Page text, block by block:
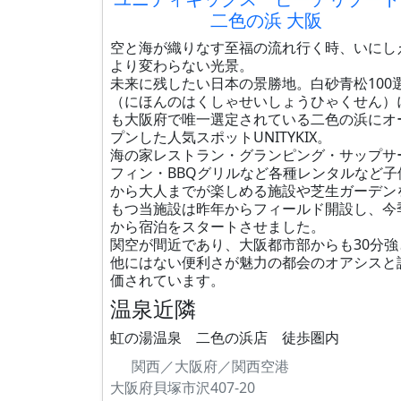
二色の浜 大阪
空と海が織りなす至福の流れ行く時、いにし
より変わらない光景。
未来に残したい日本の景勝地。白砂青松100
（にほんのはくしゃせいしょうひゃくせん）
も大阪府で唯一選定されている二色の浜にオ
プンした人気スポットUNITYKIX。
海の家レストラン・グランピング・サップサ
フィン・BBQグリルなど各種レンタルなど子
から大人までが楽しめる施設や芝生ガーデン
もつ当施設は昨年からフィールド開設し、今
から宿泊をスタートさせました。
関空が間近であり、大阪都市部からも30分強
他にはない便利さが魅力の都会のオアシスと
価されています。
温泉近隣
虹の湯温泉 二色の浜店 徒歩圏内
関西／大阪府／関西空港
大阪府貝塚市沢407-20